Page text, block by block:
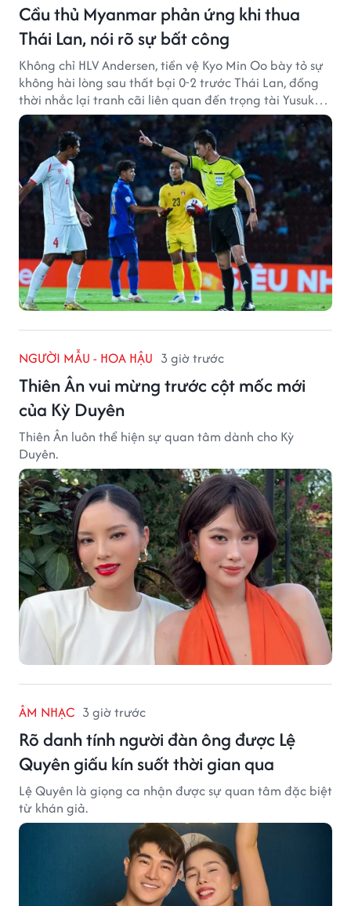
Cầu thủ Myanmar phản ứng khi thua
Thái Lan, nói rõ sự bất công
Không chỉ HLV Andersen, tiền vệ Kyo Min Oo bày tỏ sự
không hài lòng sau thất bại 0-2 trước Thái Lan, đồng
thời nhắc lại tranh cãi liên quan đến trọng tài Yusuke
Ohashi.
NGƯỜI MẪU - HOA HẬU 3 giờ trước
Thiên Ân vui mừng trước cột mốc mới
của Kỳ Duyên
Thiên Ân luôn thể hiện sự quan tâm dành cho Kỳ
Duyên.
ÂM NHẠC 3 giờ trước
Rõ danh tính người đàn ông được Lệ
Quyên giấu kín suốt thời gian qua
Lệ Quyên là giọng ca nhận được sự quan tâm đặc biệt
từ khán giả.